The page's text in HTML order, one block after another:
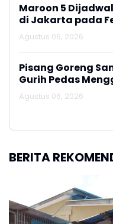
Maroon 5
di Jakarta pada
Agustus 06, 2026
Pisang Goreng
Gurih Pedas
Agustus 06, 2026
BERITA